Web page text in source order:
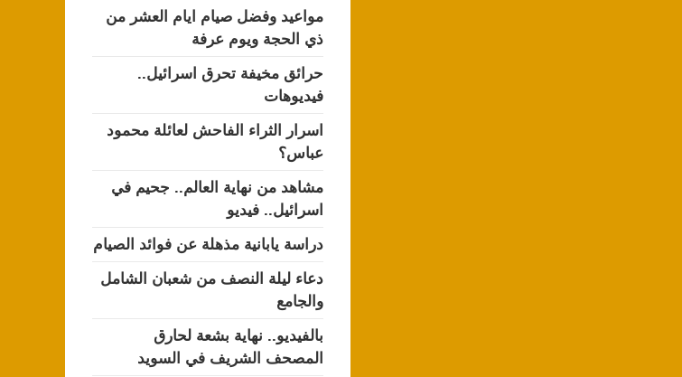
مواعيد وفضل صيام ايام العشر من
ذي الحجة ويوم عرفة
حرائق مخيفة تحرق اسرائيل..
فيديوهات
اسرار الثراء الفاحش لعائلة محمود
عباس؟
مشاهد من نهاية العالم.. جحيم في
اسرائيل.. فيديو
دراسة يابانية مذهلة عن فوائد الصيام
دعاء ليلة النصف من شعبان الشامل
والجامع
بالفيديو.. نهاية بشعة لحارق
المصحف الشريف في السويد